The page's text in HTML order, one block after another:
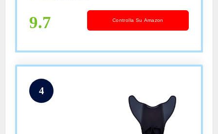
9.7 Controlla Su Amazon
4